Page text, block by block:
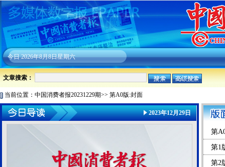
今日2026年8月8日星期六
文章搜索：
当前位置： 中国消费者报20231229期>> 第A0版:封面
2023年12月29日
第
第1
第2